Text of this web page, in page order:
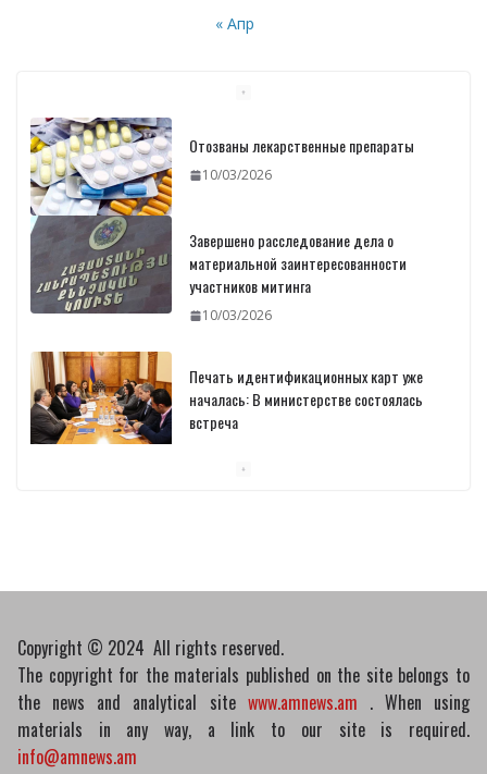
« Апр
Отозваны лекарственные препараты
10/03/2026
Завершено расследование дела о
материальной заинтересованности
участников митинга
10/03/2026
Печать идентификационных карт уже
началась: В министерстве состоялась
встреча
Copyright © 2024 All rights reserved.
The copyright for the materials published on the site belongs to
the news and analytical site www.amnews.am . When using
materials in any way, a link to our site is required.
info@amnews.am